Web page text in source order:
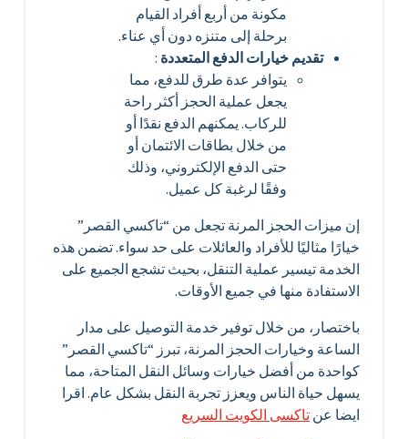
مكونة من أربع أفراد القيام
برحلة إلى متنزه دون أي عناء.
تقديم خيارات الدفع المتعددة:
يتوافر عدة طرق للدفع، مما
يجعل عملية الحجز أكثر راحة
للركاب. يمكنهم الدفع نقدًا أو
من خلال بطاقات الائتمان أو
حتى الدفع الإلكتروني، وذلك
وفقًا لرغبة كل عميل.
إن ميزات الحجز المرنة تجعل من “تاكسي القصر”
خيارًا مثاليًا للأفراد والعائلات على حد سواء. تضمن هذه
الخدمة تيسير عملية التنقل، بحيث تشجع الجميع على
الاستفادة منها في جميع الأوقات.
باختصار، من خلال توفير خدمة التوصيل على مدار
الساعة وخيارات الحجز المرنة، تبرز “تاكسي القصر”
كواحدة من أفضل خيارات وسائل النقل المتاحة، مما
يسهل حياة الناس ويعزز تجربة النقل بشكل عام. اقرا
ايضا عنتاكسى الكويت السريع